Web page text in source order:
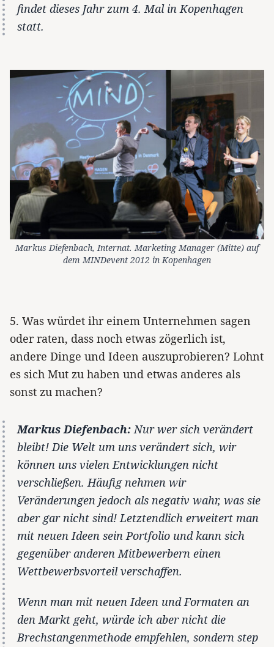
findet dieses Jahr zum 4. Mal in Kopenhagen
statt.
Markus Diefenbach, Internat. Marketing Manager (Mitte) auf
dem MINDevent 2012 in Kopenhagen
5. Was würdet ihr einem Unternehmen sagen
oder raten, dass noch etwas zögerlich ist,
andere Dinge und Ideen auszuprobieren? Lohnt
es sich Mut zu haben und etwas anderes als
sonst zu machen?
Markus Diefenbach: Nur wer sich verändert
bleibt! Die Welt um uns verändert sich, wir
können uns vielen Entwicklungen nicht
verschließen. Häufig nehmen wir
Veränderungen jedoch als negativ wahr, was sie
aber gar nicht sind! Letztendlich erweitert man
mit neuen Ideen sein Portfolio und kann sich
gegenüber anderen Mitbewerbern einen
Wettbewerbsvorteil verschaffen.
Wenn man mit neuen Ideen und Formaten an
den Markt geht, würde ich aber nicht die
Brechstangenmethode empfehlen, sondern step